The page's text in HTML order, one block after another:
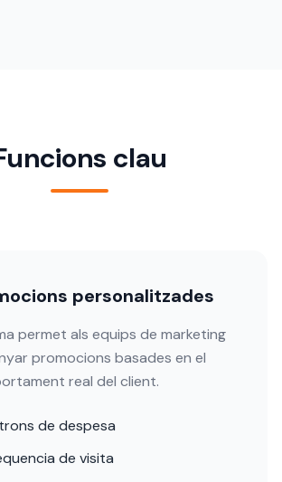
clau
personalitzades
permet als equips de marketing
promocions basades en el
real del client.
de despesa
de visita